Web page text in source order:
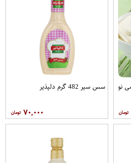
سس سیر 482 گرم دلپذیر
۷۰,۰۰۰